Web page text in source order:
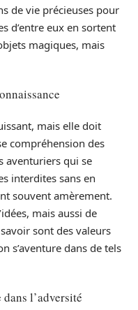
de vie précieuses pour
d’entre eux en sortent
magiques, mais
mais elle doit
compréhension des
aventuriers qui se
interdites sans en
souvent amèrement.
mais aussi de
sont des valeurs
s’aventure dans de tels
l’adversité